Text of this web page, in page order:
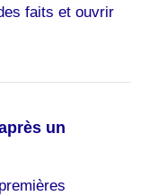
faits et ouvrir
un